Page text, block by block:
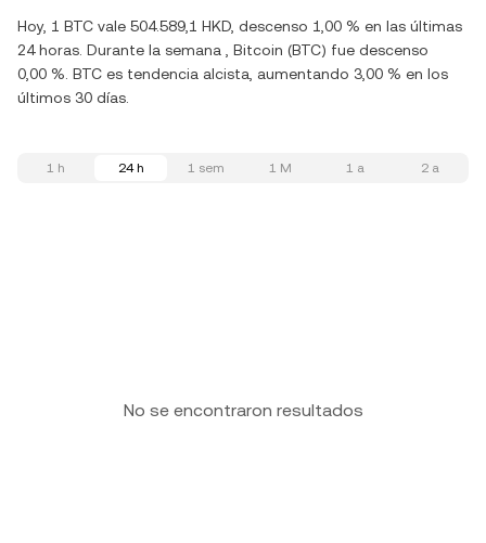
Hoy, 1 BTC vale 504.589,1 HKD, descenso 1,00 % en las últimas
24 horas. Durante la semana , Bitcoin (BTC) fue descenso
0,00 %. BTC es tendencia alcista, aumentando 3,00 % en los
últimos 30 días.
1 h 24 h 1 sem 1 M 1 a 2 a
No se encontraron resultados